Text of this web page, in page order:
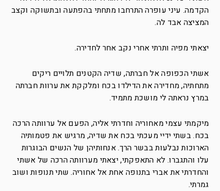
הקדמה. עיני עופרה התרחבו מתחתי בהפתעה ובתשוקה וקצב
המציצה אבד לה.
יצאתי מפיה ותרתי אחרי נקב אחר לחדירה.
אשתי הכפופה אל חברתה, שדיה הקטנים תלויים ריקים
מתחתיה, מחדירה את הדילדו בכח ומלקקת את ערוות חברתה
במרץ נראתה לי מושכת מתמיד.
מיקמתי עצמי מאחוריה וחדרתי אליה, הפעם אל ערוותה הרכה
בכח. בשתי ידיי מעכתי בכח את שדיה, מרגיש את פטמותיה
הארוכות נבלעות בבשר הרך. אנחותיהן של הנשים הבוגרות
עלו והתגברו. לא התאפקתי, יצאתי מערוותה הרכה של אשתי
והחדרתי את אברי בתנופה אחת אל אחוריה. שתי תנופות ושוב
גמרתי.